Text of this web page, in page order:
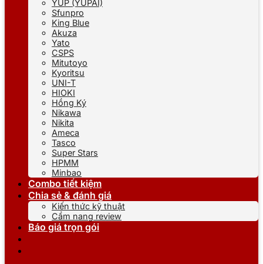
YUP (YUPAI)
Sfunpro
King Blue
Akuza
Yato
CSPS
Mitutoyo
Kyoritsu
UNI-T
HIOKI
Hồng Ký
Nikawa
Nikita
Ameca
Tasco
Super Stars
HPMM
Minbao
Combo tiết kiệm
Chia sẻ & đánh giá
Kiến thức kỹ thuật
Cẩm nang review
Báo giá trọn gói